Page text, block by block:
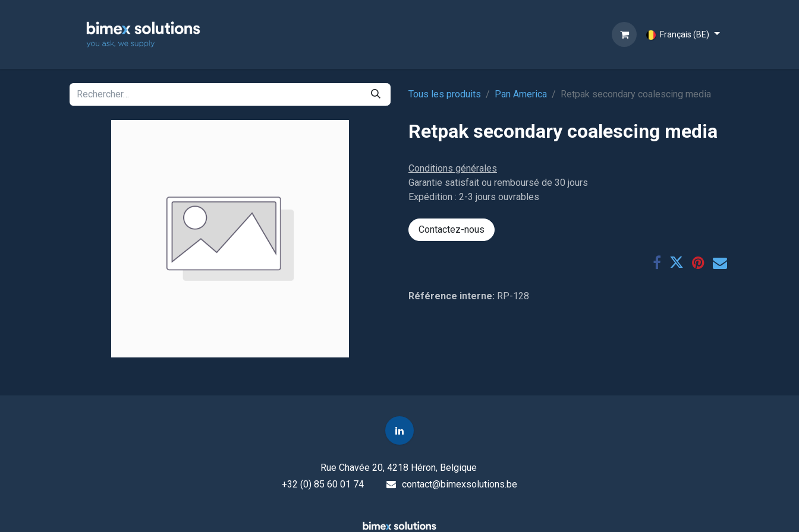
Français (BE)
Tous les produits Pan America Retpak secondary coalescing media
Retpak secondary coalescing media
Conditions générales
Garantie satisfait ou remboursé de 30 jours
Expédition : 2-3 jours ouvrables
Contactez-nous
Référence interne: RP-128
Rue Chavée 20, 4218 Héron, Belgique
+32 (0) 85 60 01 74
contact@bimexsolutions.be